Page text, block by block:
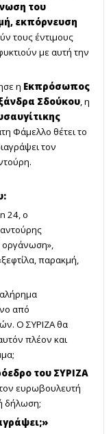
του
εκπόρνευση
τους έντιμους
με αυτή την
η Εκπρόσωπος
Σδούκου, η
Φάμελλο θέτει το
τον
24, ο
οργάνωση»,
παρακμή,
από
Ο ΣΥΡΙΖΑ θα
πλέον και
του ΣΥΡΙΖΑ
ευρωβουλευτή
δήλωση;